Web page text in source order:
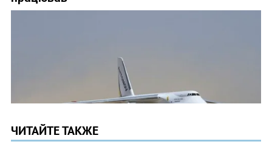
ЧИТАЙТЕ ТАКЖЕ